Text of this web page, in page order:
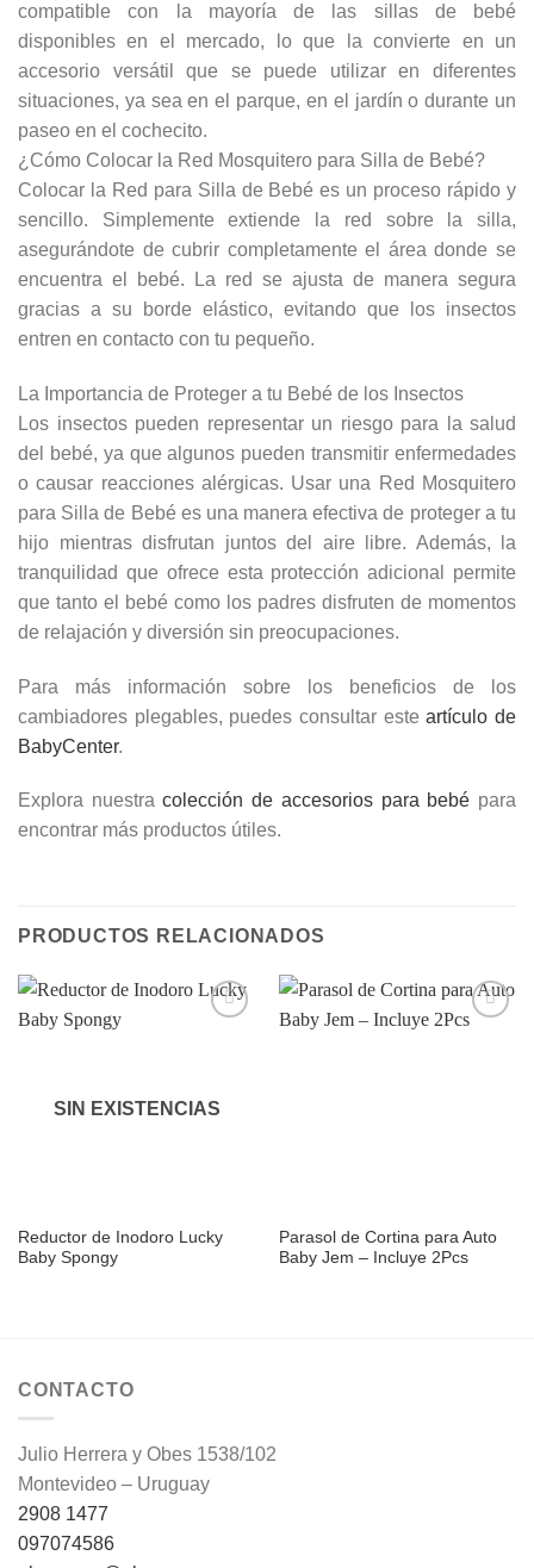
compatible con la mayoría de las sillas de bebé
disponibles en el mercado, lo que la convierte en un
accesorio versátil que se puede utilizar en diferentes
situaciones, ya sea en el parque, en el jardín o durante un
paseo en el cochecito.
¿Cómo Colocar la Red Mosquitero para Silla de Bebé?
Colocar la Red para Silla de Bebé es un proceso rápido y
sencillo. Simplemente extiende la red sobre la silla,
asegurándote de cubrir completamente el área donde se
encuentra el bebé. La red se ajusta de manera segura
gracias a su borde elástico, evitando que los insectos
entren en contacto con tu pequeño.
La Importancia de Proteger a tu Bebé de los Insectos
Los insectos pueden representar un riesgo para la salud
del bebé, ya que algunos pueden transmitir enfermedades
o causar reacciones alérgicas. Usar una Red Mosquitero
para Silla de Bebé es una manera efectiva de proteger a tu
hijo mientras disfrutan juntos del aire libre. Además, la
tranquilidad que ofrece esta protección adicional permite
que tanto el bebé como los padres disfruten de momentos
de relajación y diversión sin preocupaciones.
Para más información sobre los beneficios de los
cambiadores plegables, puedes consultar esteartículo de
BabyCenter.
Explora nuestracolección de accesorios para bebé para
encontrar más productos útiles.
PRODUCTOS RELACIONADOS
SIN EXISTENCIAS
Reductor de Inodoro Lucky
Baby Spongy
Parasol de Cortina para Auto
Baby Jem – Incluye 2Pcs
CONTACTO
Julio Herrera y Obes 1538/102
Montevideo – Uruguay
2908 1477
097074586